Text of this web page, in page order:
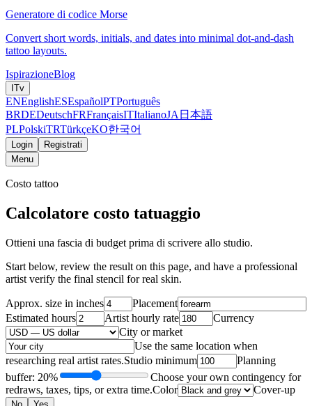
Generatore di codice Morse
Convert short words, initials, and dates into minimal dot-and-dash
tattoo layouts.
IspirazioneBlog
ITv
ENEnglishESEspañolPTPortuguês
BRDEDeutschFRFrançaisITItalianoJA 日本語
PLPolskiTRTürkçeKO한국어
Login
Registrati
Menu
Costo tattoo
Calcolatore costo tatuaggio
Ottieni una fascia di budget prima di scrivere allo studio.
Start below, review the result on this page, and have a professional
artist verify the final stencil for real skin.
Approx. size in inches
Placement
Estimated hours
Artist hourly rate
Currency
City or market
Use the same location when
researching real artist rates.Studio minimum
Planning
buffer: 20%
Choose your own contingency for
redraws, taxes, tips, or extra time.Color Cover-up